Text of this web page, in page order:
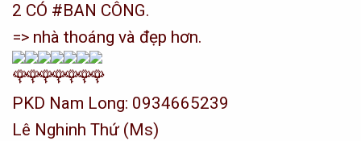
2 CÓ #BAN CÔNG.
=> nhà thoáng và đẹp hơn.
PKD Nam Long: 0934665239
Lê Nghinh Thứ (Ms)